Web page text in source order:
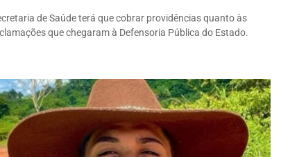
de Saúde terá que cobrar providências quanto às
que chegaram à Defensoria Pública do Estado.